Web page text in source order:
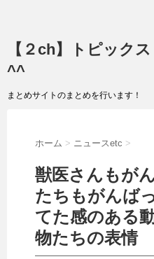
【２ch】トピック
^^
まとめサイトのまとめを行います！
ホーム > ニュースetc >
獣医さんもが
たちもがんば
てた感のある
物たちの表情